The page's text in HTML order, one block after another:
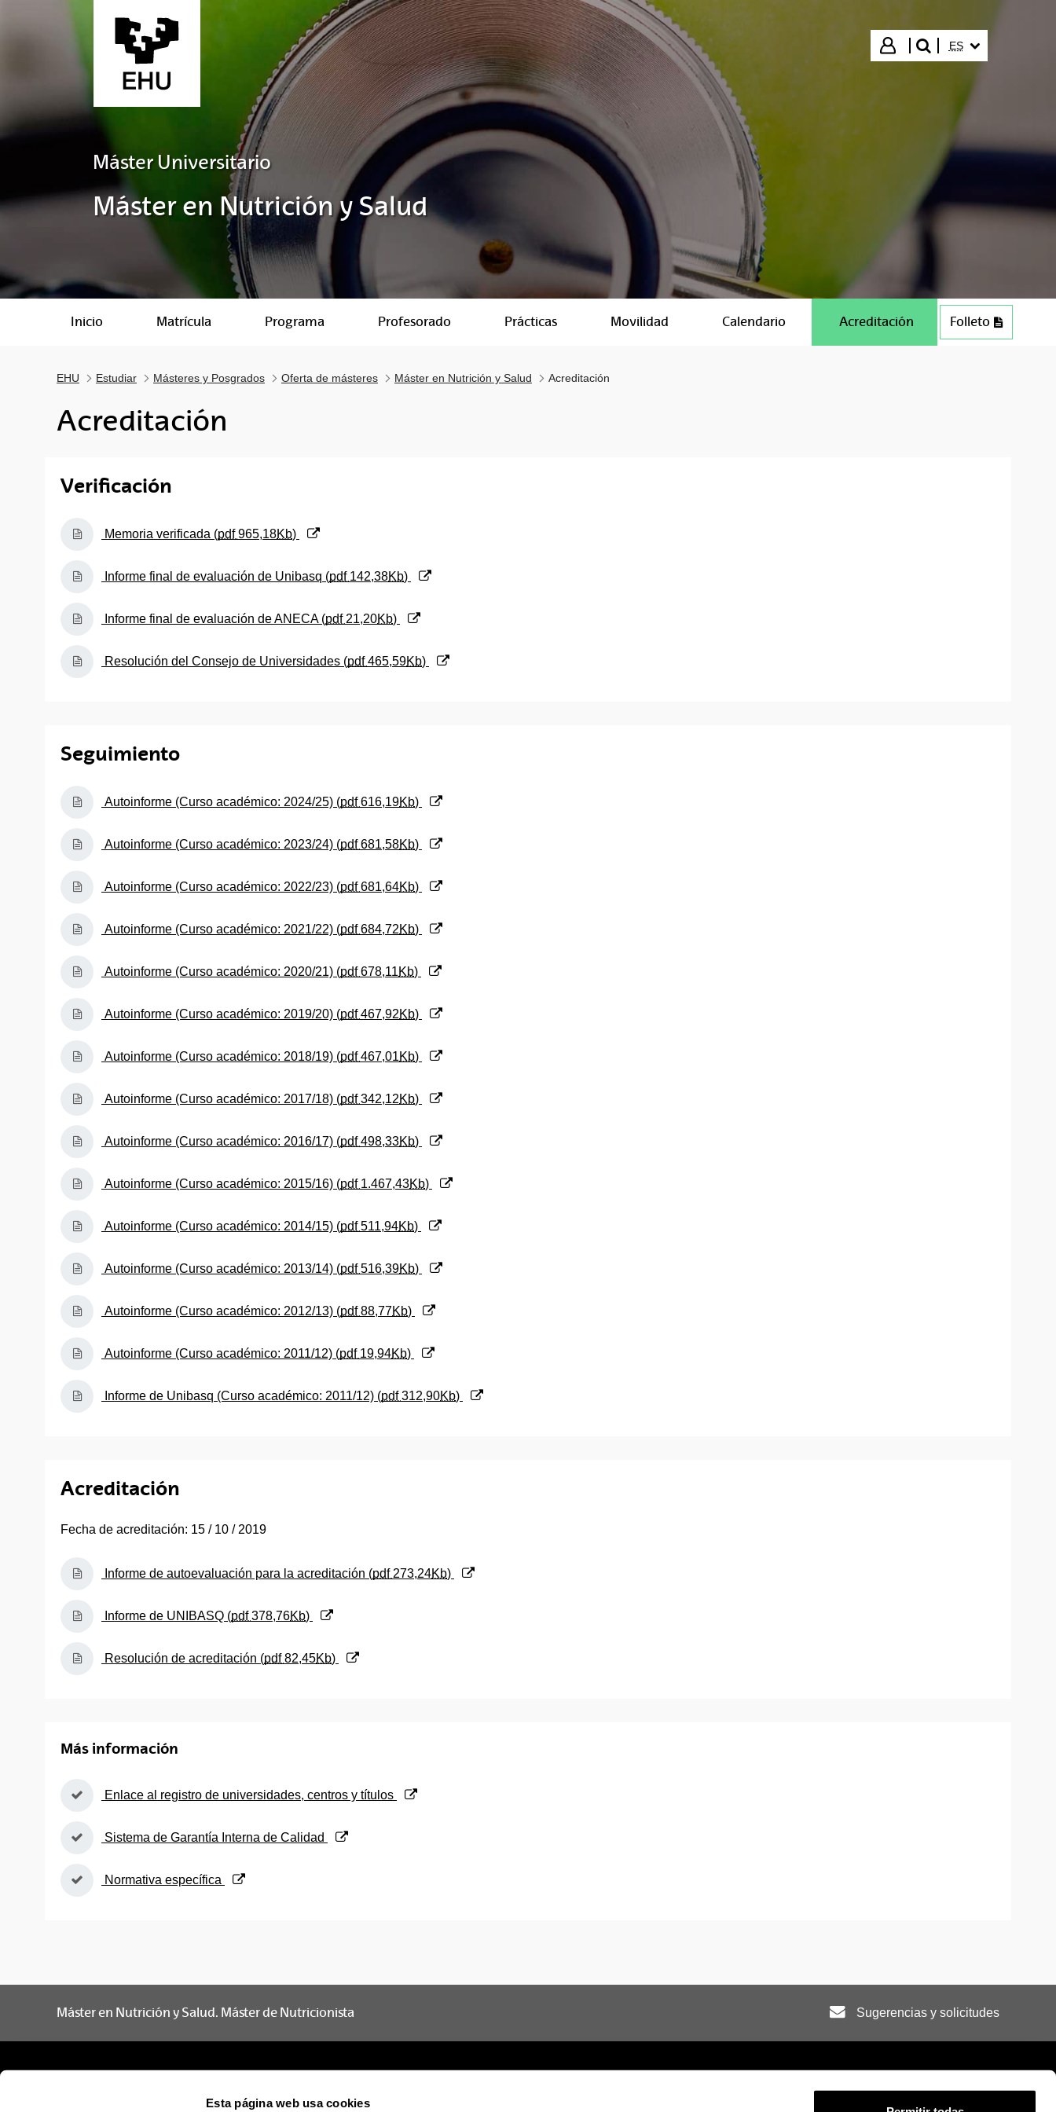
Esta página web usa cookies
Iniciar sesión
buscar"
ES
Máster Universitario
Máster en Nutrición y Salud
Inicio Matrícula Programa Profesorado Prácticas Movilidad Calendario Acreditación FolletoPDF (202 KB)
EHU Estudiar Másteres y Posgrados Oferta de másteres Máster en Nutrición y Salud Acreditación
Acreditación
Verificación
(Abre una nueva ventana)
Memoria verificada (pdf965,18Kb)
(Abre una nueva ventana)
Informe final de evaluación de Unibasq (pdf 142,38Kb)
(Abre una nueva ventana)
Informe final de evaluación de ANECA (pdf 21,20Kb)
(Abre una nueva ventana)
Resolución del Consejo de Universidades (pdf465,59Kb)
Seguimiento
(Abre una nueva ventana)
Autoinforme (Curso académico: 2024/25) (pdf616,19Kb)
(Abre una nueva ventana)
Autoinforme (Curso académico: 2023/24) (pdf681,58Kb)
(Abre una nueva ventana)
Autoinforme (Curso académico: 2022/23) (pdf681,64Kb)
(Abre una nueva ventana)
Autoinforme (Curso académico: 2021/22) (pdf684,72Kb)
(Abre una nueva ventana)
Autoinforme (Curso académico: 2020/21) (pdf678,11Kb)
(Abre una nueva ventana)
Autoinforme (Curso académico: 2019/20) (pdf467,92Kb)
(Abre una nueva ventana)
Autoinforme (Curso académico: 2018/19) (pdf467,01Kb)
(Abre una nueva ventana)
Autoinforme (Curso académico: 2017/18) (pdf342,12Kb)
(Abre una nueva ventana)
Autoinforme (Curso académico: 2016/17) (pdf498,33Kb)
(Abre una nueva ventana)
Autoinforme (Curso académico: 2015/16) (pdf 1.467,43Kb)
(Abre una nueva ventana)
Autoinforme (Curso académico: 2014/15) (pdf511,94Kb)
(Abre una nueva ventana)
Autoinforme (Curso académico: 2013/14) (pdf516,39Kb)
(Abre una nueva ventana)
Autoinforme (Curso académico: 2012/13) (pdf88,77Kb)
(Abre una nueva ventana)
Autoinforme (Curso académico: 2011/12) (pdf 19,94Kb)
(Abre una nueva ventana)
Informe de Unibasq (Curso académico: 2011/12) (pdf312,90Kb)
Acreditación
Fecha de acreditación: 15 / 10 / 2019
(Abre una nueva ventana)
Informe de autoevaluación para la acreditación (pdf 273,24Kb)
(Abre una nueva ventana)
Informe de UNIBASQ (pdf378,76Kb)
(Abre una nueva ventana)
Resolución de acreditación (pdf82,45Kb)
Más información
(Abre una nueva ventana)
Enlace al registro de universidades, centros y títulos
(Abre una nueva ventana)
Sistema de Garantía Interna de Calidad
(Abre una nueva ventana)
Normativa específica
Máster en Nutrición y Salud. Máster de Nutricionista Sugerencias y solicitudes